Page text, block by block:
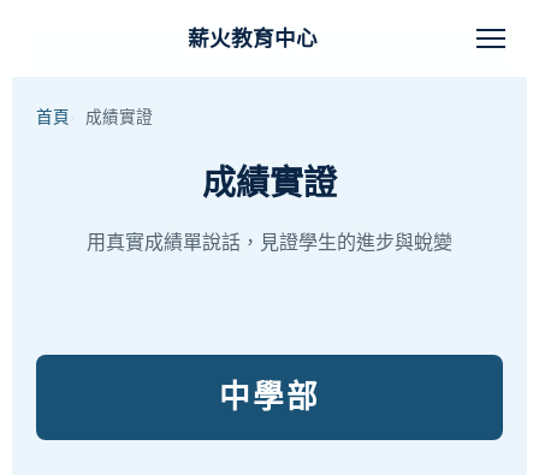
薪火教育中心
首頁 成績實證
成績實證
用真實成績單說話，見證學生的進步與蛻變
中學部